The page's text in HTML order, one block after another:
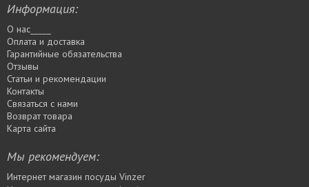
Информация:
О нас_____
Оплата и доставка
Гарантийные обязательства
Отзывы
Статьи и рекомендации
Контакты
Связаться с нами
Возврат товара
Карта сайта
Мы рекомендуем:
Интернет магазин посуды Vinzer